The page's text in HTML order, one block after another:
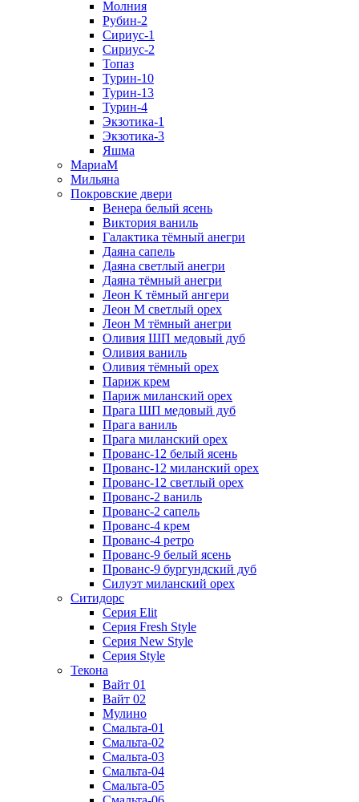
Молния
Рубин-2
Сириус-1
Сириус-2
Топаз
Турин-10
Турин-13
Турин-4
Экзотика-1
Экзотика-3
Яшма
МариаМ
Мильяна
Покровские двери
Венера белый ясень
Виктория ваниль
Галактика тёмный анегри
Даяна сапель
Даяна светлый анегри
Даяна тёмный анегри
Леон К тёмный ангери
Леон М светлый орех
Леон М тёмный анегри
Оливия ШП медовый дуб
Оливия ваниль
Оливия тёмный орех
Париж крем
Париж миланский орех
Прага ШП медовый дуб
Прага ваниль
Прага миланский орех
Прованс-12 белый ясень
Прованс-12 миланский орех
Прованс-12 светлый орех
Прованс-2 ваниль
Прованс-2 сапель
Прованс-4 крем
Прованс-4 ретро
Прованс-9 белый ясень
Прованс-9 бургундский дуб
Силуэт миланский орех
Ситидорс
Серия Elit
Серия Fresh Style
Серия New Style
Серия Style
Текона
Вайт 01
Вайт 02
Мулино
Смальта-01
Смальта-02
Смальта-03
Смальта-04
Смальта-05